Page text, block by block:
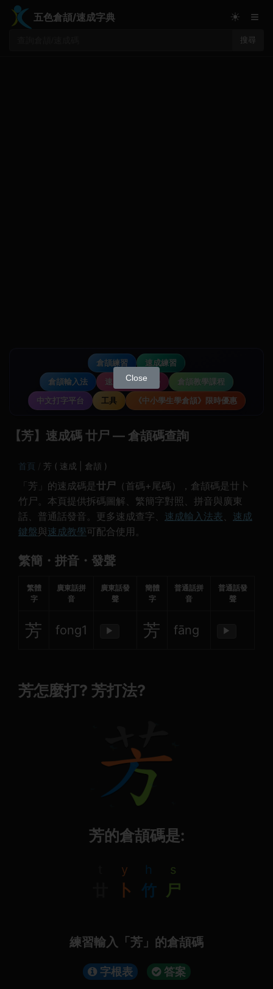
五色倉頡/速成字典
搜尋
☀ ≡
倉頡練習
速成練習
倉頡輸入法
速成輸入法教學
倉頡教學課程
中文打字平台
工具 《中小學生學倉頡》限時優惠
【芳】速成碼 廿尸 — 倉頡碼查詢
首頁 芳 ( 速成 | 倉頡 )
「芳」的速成碼是 廿尸 （首碼+尾碼），倉頡碼是廿卜
竹尸。本頁提供拆碼圖解、繁簡字對照、拼音與廣東
話、普通話發音。更多速成查字、 速成輸入法表、 速成
鍵盤與速成教學可配合使用。
繁簡・拼音・發聲
繁體
字
廣東話拼
音
廣東話發
聲
簡體
字
普通話拼
音
普通話發
聲
芳 fong1 ▶ 芳 fāng ▶
芳怎麼打? 芳打法?
芳的倉頡碼是:
y
卜
h
竹
s
尸
練習輸入「芳」的倉頡碼
字根表 答案
Close